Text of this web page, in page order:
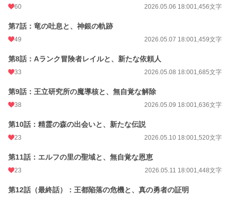
初回完結日時
週間ポイント 232 pt (22,884 位)
年間ポイント 13,020 pt (26,653 位)
60 2026.05.06 18:001,456文字
第7話：竜の吐息と、神銀の軌跡
49 2026.05.07 18:001,459文字
第8話：Aランク冒険者レイルと、新たな依頼人
33 2026.05.08 18:001,685文字
第9話：王立研究所の魔導核と、無自覚な解除
38 2026.05.09 18:001,636文字
第10話：精霊の森の出会いと、新たな伝説
23 2026.05.10 18:001,520文字
第11話：エルフの里の聖域と、無自覚な恩恵
23 2026.05.11 18:001,448文字
第12話（最終話）：王都陥落の危機と、真の勇者の証明